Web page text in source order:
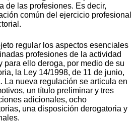
de las profesiones. Es decir,
común del ejercicio profesional
regular los aspectos esenciales
profesiones de la actividad
para ello deroga, por medio de su
la Ley 14/1998, de 11 de junio,
La nueva regulación se articula en
un título preliminar y tres
adicionales, ocho
una disposición derogatoria y